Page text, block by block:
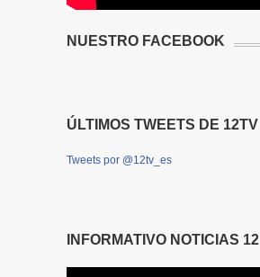
NUESTRO FACEBOOK
ÚLTIMOS TWEETS DE 12TV
Tweets por @12tv_es
INFORMATIVO NOTICIAS 12